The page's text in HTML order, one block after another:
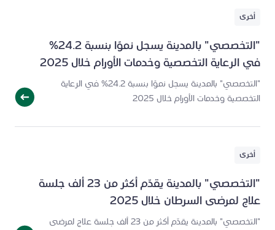
أخرى
"التخصصي" بالمدينة يسجل نموًا بنسبة 24.2%
في الرعاية التخصصية وخدمات الأورام خلال 2025
"التخصصي" بالمدينة يسجل نموًا بنسبة 24.2% في الرعاية
التخصصية وخدمات الأورام خلال 2025
أخرى
"التخصصي" بالمدينة يقدّم أكثر من 23 ألف جلسة
علاج لمرضى السرطان خلال 2025
"التخصصي" بالمدينة يقدّم أكثر من 23 ألف جلسة علاج لمرضى